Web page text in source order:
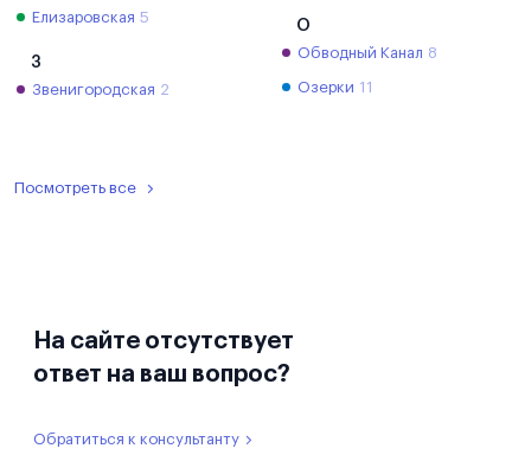
Елизаровская 5
З
Звенигородская 2
О
Обводный Канал 8
Озерки 11
Посмотреть все
На сайте отсутствует
ответ на ваш вопрос?
Обратиться к консультанту